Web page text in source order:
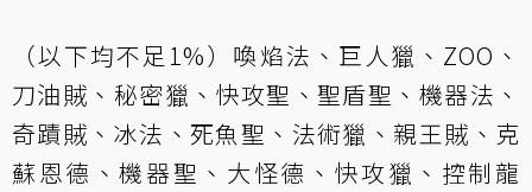
（以下均不足1%）喚焰法、巨人獵、ZOO、
刀油賊、秘密獵、快攻聖、聖盾聖、機器法、
奇蹟賊、冰法、死魚聖、法術獵、親王賊、克
蘇恩德、機器聖、大怪德、快攻獵、控制龍